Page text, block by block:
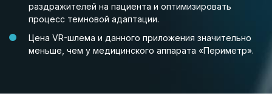
раздражителей на пациента и оптимизировать
процесс темновой адаптации.
Цена VR-шлема и данного приложения значительно
меньше, чем у медицинского аппарата «Периметр».